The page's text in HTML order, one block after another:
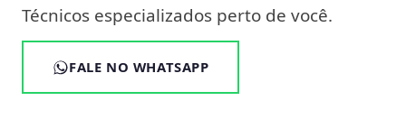
Técnicos especializados perto de você.
FALE NO WHATSAPP